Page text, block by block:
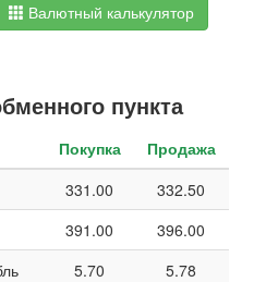
Валютный калькулятор
пункта
Покупка
Продажа
331.00
332.50
391.00
396.00
5.70
5.78